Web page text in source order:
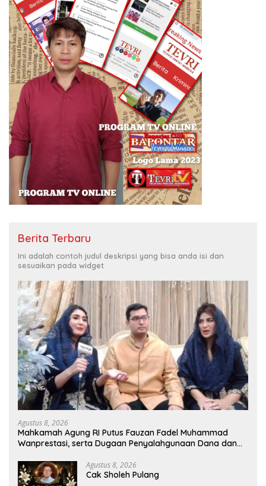
Berita Terbaru
Ini adalah contoh judul deskripsi yang bisa anda isi dan
sesuaikan pada widget
Agustus 8, 2026
Mahkamah Agung RI Putus Fauzan Fadel Muhammad
Wanprestasi, serta Dugaan Penyalahgunaan Dana dan
Agustus 8, 2026
Cak Sholeh Pulang